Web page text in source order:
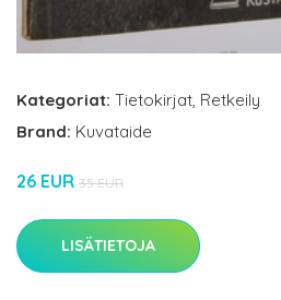
Kategoriat: Tietokirjat, Retkeily
Brand: Kuvataide
26 EUR 35 EUR
LISÄTIETOJA